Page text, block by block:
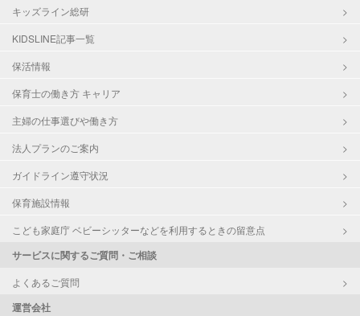
キッズライン総研
KIDSLINE記事一覧
保活情報
保育士の働き方 キャリア
主婦の仕事選びや働き方
法人プランのご案内
ガイドライン遵守状況
保育施設情報
こども家庭庁 ベビーシッターなどを利用するときの留意点
サービスに関するご質問・ご相談
よくあるご質問
運営会社